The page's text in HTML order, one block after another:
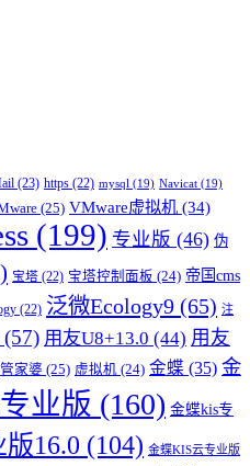
(23) https (22) mysql (19) Navicat (19)
(25) VMware虚拟机 (34)
(199) 专业版 (46) 伪
宝塔 (22) 宝塔控制面板 (24) 帝国cms
(22) 泛微Ecology9 (65) 注
(57) 用友U8+13.0 (44) 用友
管家婆 (25) 虚拟机 (24) 金蝶 (35) 金
业版 (160) 金蝶kis专
16.0 (104) 金蝶KIS云专业版